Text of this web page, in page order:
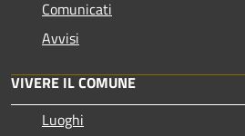
Comunicati
Avvisi
VIVERE IL COMUNE
Luoghi